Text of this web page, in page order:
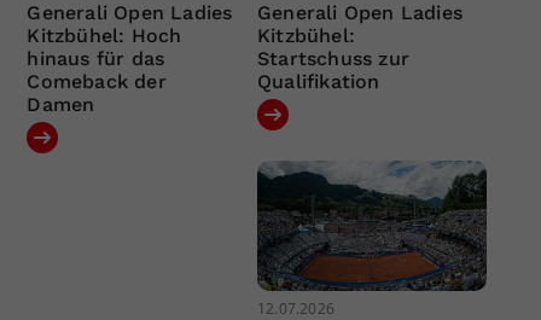
Generali Open Ladies
Kitzbühel: Hoch
hinaus für das
Comeback der
Damen
Generali Open Ladies
Kitzbühel:
Startschuss zur
Qualifikation
12.07.2026